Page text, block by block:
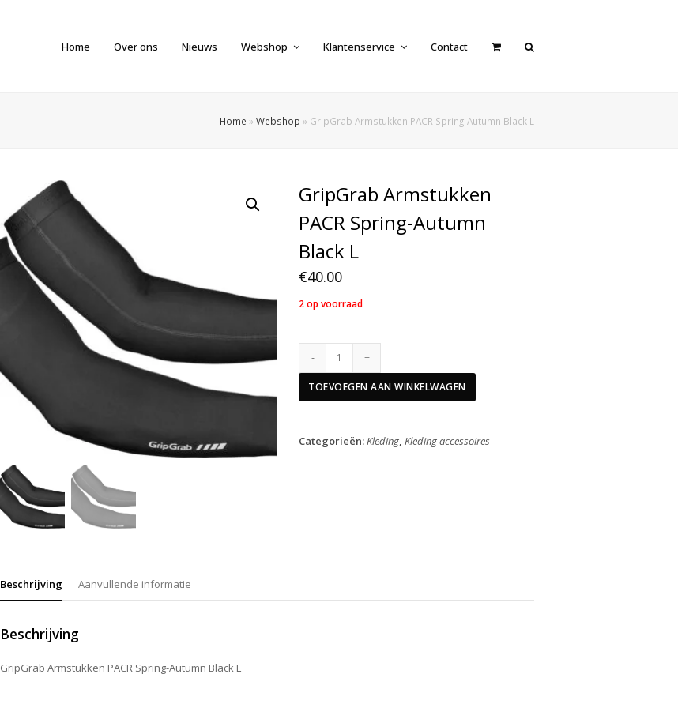
Home Over ons Nieuws Webshop Klantenservice Contact
Home » Webshop » GripGrab Armstukken PACR Spring-Autumn Black L
GripGrab Armstukken
PACR Spring-Autumn
Black L
€40.00
2 op voorraad
GripGrab
PACR
Spring-
Black
L
TOEVOEGEN AAN WINKELWAGEN
Categorieën:Kleding,Kleding accessoires
Beschrijving Aanvullende informatie
Beschrijving
GripGrab Armstukken PACR Spring-Autumn Black L